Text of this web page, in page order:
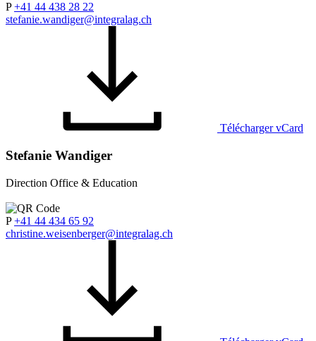
P +41 44 438 28 22
stefanie.wandiger@integralag.ch
Télécharger vCard
Stefanie Wandiger
Direction Office & Education
P +41 44 434 65 92
christine.weisenberger@integralag.ch